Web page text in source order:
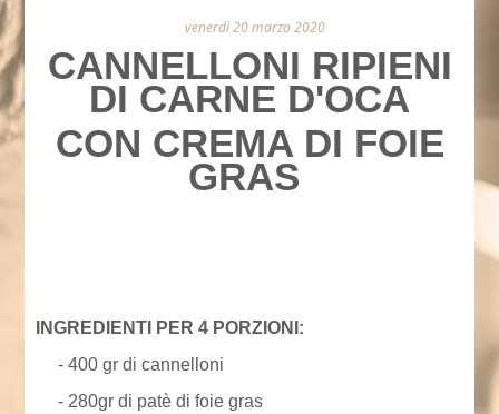
venerdì 20 marzo 2020
CANNELLONI RIPIENI
DI CARNE D'OCA
CON CREMA DI FOIE
GRAS
INGREDIENTI PER 4 PORZIONI:
-400 gr di cannelloni
- 280gr di patè di foie gras